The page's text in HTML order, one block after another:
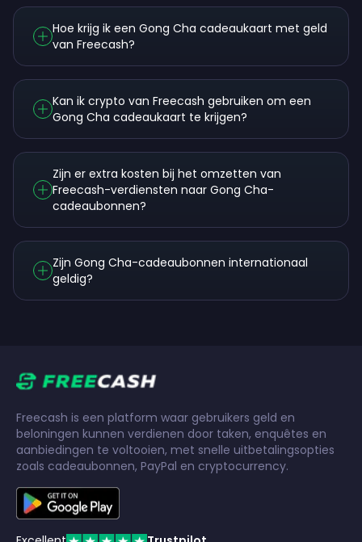
Hoe krijg ik een Gong Cha cadeaukaart met geld
van Freecash?
Kan ik crypto van Freecash gebruiken om een
Gong Cha cadeaukaart te krijgen?
Zijn er extra kosten bij het omzetten van
Freecash-verdiensten naar Gong Cha-
cadeaubonnen?
Zijn Gong Cha-cadeaubonnen internationaal
geldig?
Freecash is een platform waar gebruikers geld en
beloningen kunnen verdienen door taken, enquêtes en
aanbiedingen te voltooien, met snelle uitbetalingsopties
zoals cadeaubonnen, PayPal en cryptocurrency.